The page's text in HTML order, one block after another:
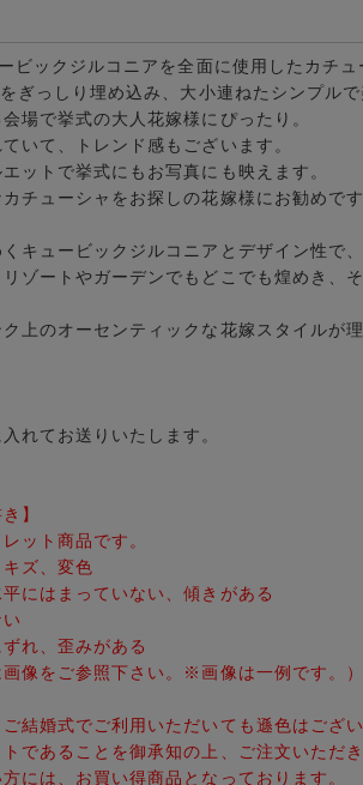
ビックジルコニアを全面に使用したカチュ
ぎっしり埋め込み、大小連ねたシンプルで
場で挙式の大人花嫁様にぴったり。
いて、トレンド感もございます。
ットで挙式にもお写真にも映えます。
チューシャをお探しの花嫁様にお勧めです
キュービックジルコニアとデザイン性で
ゾートやガーデンでもどこでも煌めき、
上のオーセンティックな花嫁スタイルが理
れてお送りいたします。
】
ット商品です。
ズ、変色
にはまっていない、傾きがある
れ、歪みがある
画像をご参照下さい。※画像は一例です。）
結婚式でご利用いただいても遜色はござい
であることを御承知の上、ご注文いただ
には、お買い得商品となっております。